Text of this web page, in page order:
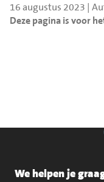
16 augustus 2023 |
Deze pagina is voor
We helpen je